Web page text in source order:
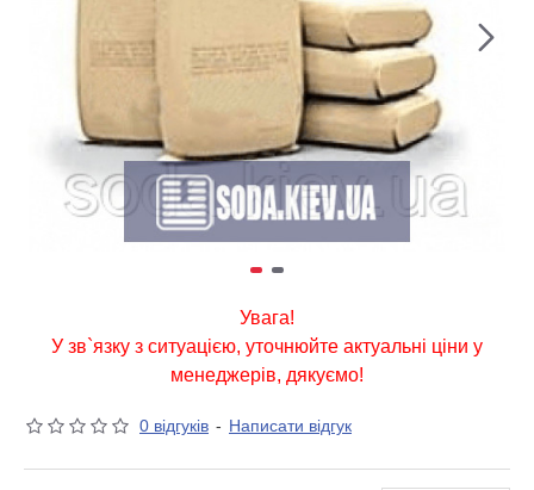
Увага!
У зв`язку з ситуацією, уточнюйте актуальні ціни у
менеджерів, дякуємо!
0 відгуків - Написати відгук